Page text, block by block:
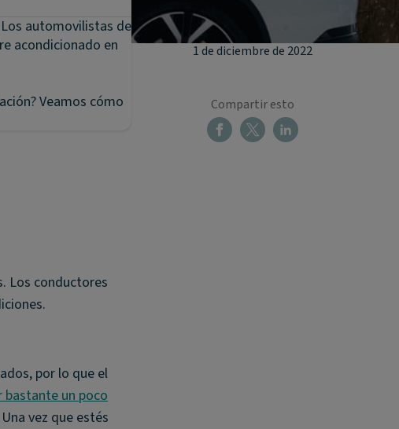
automovilistas de
acondicionado en
Veamos cómo
Los conductores
por lo que el
bastante un poco
vez que estés
1 de diciembre de 2022
Compartir esto